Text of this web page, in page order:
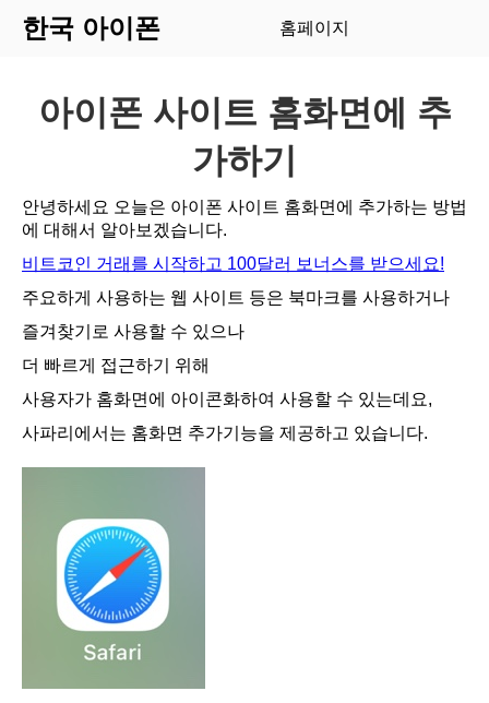
한국 아이폰 홈페이지
아이폰 사이트 홈화면에 추
가하기
안녕하세요 오늘은 아이폰 사이트 홈화면에 추가하는 방법
에 대해서 알아보겠습니다.
비트코인 거래를 시작하고 100달러 보너스를 받으세요!
주요하게 사용하는 웹 사이트 등은 북마크를 사용하거나
즐겨찾기로 사용할 수 있으나
더 빠르게 접근하기 위해
사용자가 홈화면에 아이콘화하여 사용할 수 있는데요,
사파리에서는 홈화면 추가기능을 제공하고 있습니다.